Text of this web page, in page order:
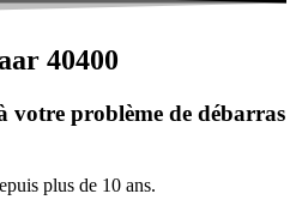
40400
votre problème de débarras
plus de 10 ans.